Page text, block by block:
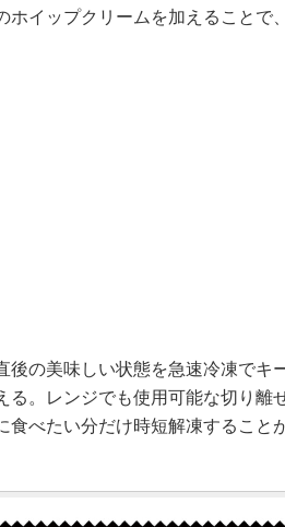
ホイップクリームを加えることで
の美味しい状態を急速冷凍でキ
る。レンジでも使用可能な切り離
食べたい分だけ時短解凍すること